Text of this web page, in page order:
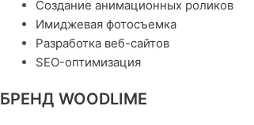
Создание анимационных роликов
Имиджевая фотосъемка
Разработка веб-сайтов
SEO-оптимизация
БРЕНД WOODLIME